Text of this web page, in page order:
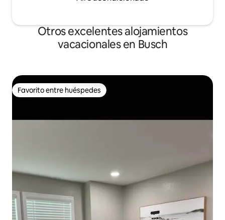
Otros excelentes alojamientos
vacacionales en Busch
Favorito entre huéspedes
Favorito entre huéspedes